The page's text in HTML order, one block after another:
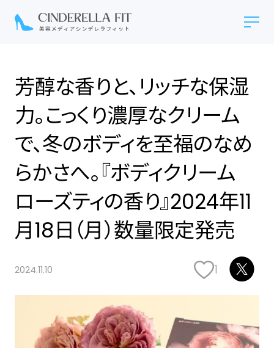
芳醇な香りと、リッチな保湿
力。こっくり濃厚なクリーム
で、冬のボディを至福のなめ
らかさへ。『ボディクリーム
ローズティの香り』2024年11
月18日（月）数量限定発売
2024.11.10 1